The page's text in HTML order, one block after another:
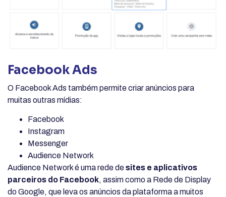
Facebook Ads
O Facebook Ads também permite criar anúncios para
muitas outras mídias:
Facebook
Instagram
Messenger
Audience Network
Audience Network é uma rede desites e aplicativos
parceiros do Facebook, assim como a Rede de Display
do Google, que leva os anúncios da plataforma a muitos